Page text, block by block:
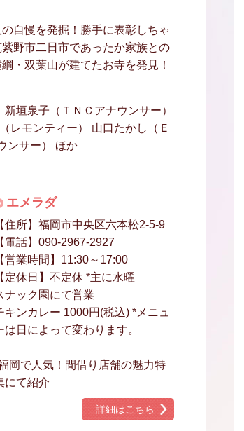
自慢を発掘！勝手に表彰しちゃ
野市二日市であったか家族との
・双葉山が建てたお寺を発見！
垣泉子（ＴＮＣアナウンサー）
レモンティー） 山口たかし（Ｅ
ンサー） ほか
エメラダ
【住所】福岡市中央区六本松2-5-9
【電話】090-2967-2927
【営業時間】11:30～17:00
【定休日】不定休 *主に水曜
ナック園にて営業
キンカレー 1000円(税込) *メニュ
は日によって変わります。
岡で人気！間借り店舗の魅力特
にて紹介
詳細はこちら